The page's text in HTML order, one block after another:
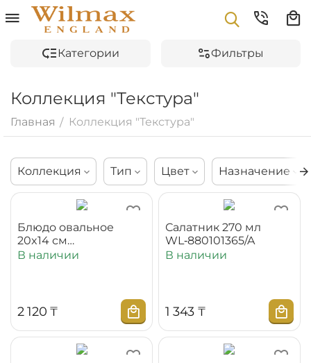
Категории Фильтры
Коллекция "Текстура"
Главная / Коллекция "Текстура"
Коллекция Тип Цвет Назначение
Блюдо овальное
20x14 см
WL‑880101114/A
В наличии
2 120 ₸
Салатник 270 мл
WL‑880101365/A
В наличии
1 343 ₸